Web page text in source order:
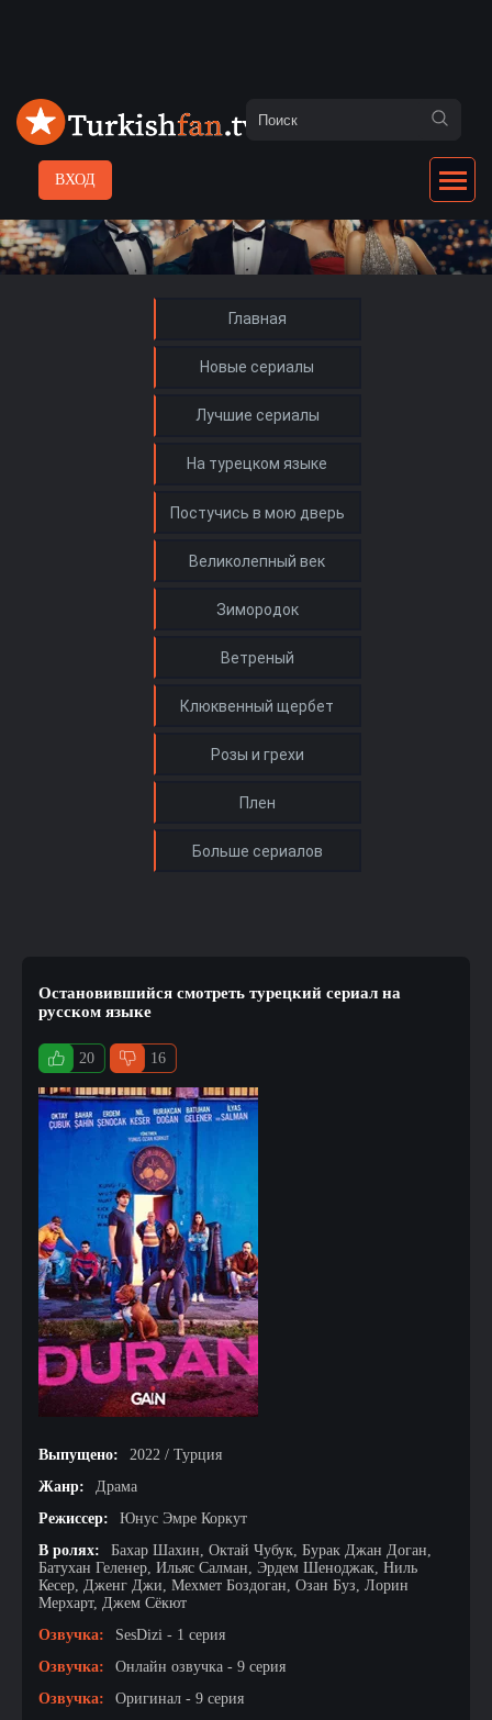
ВХОД
Главная
Новые сериалы
Лучшие сериалы
На турецком языке
Остановившийся смотреть турецкий сериал на
русском языке
20 16
Выпущено:
2022 / Турция
Жанр:
Драма
Режиссер:
Юнус Эмре Коркут
В ролях:
Бахар Шахин, Октай Чубук, Бурак Джан Доган,
Батухан Геленер, Ильяс Салман, Эрдем Шеноджак, Ниль
Кесер, Дженг Джи, Мехмет Боздоган, Озан Буз, Лорин
Мерхарт, Джем Сёкют
Озвучка:
SesDizi - 1 серия
Озвучка:
Онлайн озвучка - 9 серия
Озвучка:
Оригинал - 9 серия